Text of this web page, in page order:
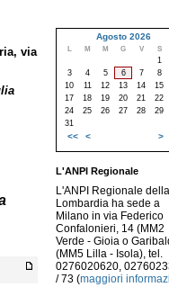
via
Agosto 2026
L M M G V S
1
3
4 5 6 7 8
10
11 12 13 14 15
17
18 19 20 21 22
24
25 26 27 28 29
31
<< < >
L'ANPI Regionale
L'ANPI Regionale della
Lombardia ha sede a
Milano in via Federico
Confalonieri, 14 (MM2
Verde - Gioia o
(MM5 Lilla - Isola), tel.
0276020620,
/ 73 (maggiori